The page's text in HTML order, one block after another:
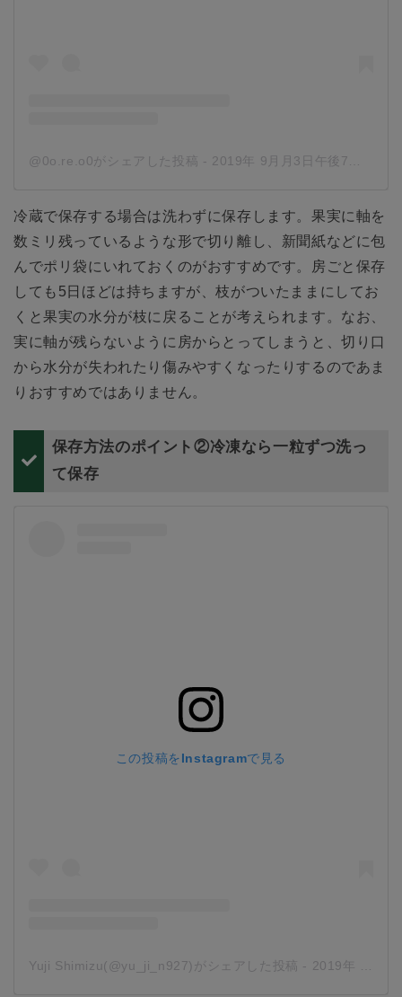
@0o.re.o0がシェアした投稿 - 2019年 9月月3日午後7時58分PDT
冷蔵で保存する場合は洗わずに保存します。果実に軸を
数ミリ残っているような形で切り離し、新聞紙などに包
んでポリ袋にいれておくのがおすすめです。房ごと保存
しても5日ほどは持ちますが、枝がついたままにしてお
くと果実の水分が枝に戻ることが考えられます。なお、
実に軸が残らないように房からとってしまうと、切り口
から水分が失われたり傷みやすくなったりするのであま
りおすすめではありません。
保存方法のポイント②冷凍なら一粒ずつ洗っ
て保存
この投稿をInstagramで見る
Yuji Shimizu(@yu_ji_n927)がシェアした投稿 - 2019年 9月月15日午前7時42分PDT